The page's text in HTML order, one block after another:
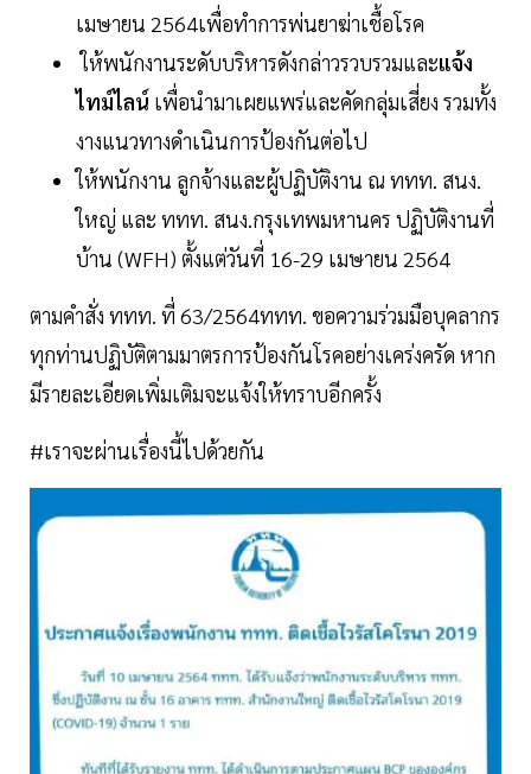
เมษายน 2564เพื่อทำการพ่นยาฆ่าเชื้อโรค
ให้พนักงานระดับบริหารดังกล่าวรวบรวมและแจ้ง
ไทม์ไลน์ เพื่อนำมาเผยแพร่และคัดกลุ่มเสี่ยง รวมทั้ง
งางแนวทางดำเนินการป้องกันต่อไป
ให้พนักงาน ลูกจ้างและผู้ปฏิบัติงาน ณ ททท. สนง.
ใหญ่ และ ททท. สนง.กรุงเทพมหานคร ปฏิบัติงานที่
บ้าน (WFH) ตั้งแต่วันที่ 16-29 เมษายน 2564
ตามคำสั่ง ททท. ที่ 63/2564ททท. ขอความร่วมมือบุคลากร
ทุกท่านปฏิบัติตามมาตรการป้องกันโรคอย่างเคร่งครัด หาก
มีรายละเอียดเพิ่มเติมจะแจ้งให้ทราบอีกครั้ง
#เราจะผ่านเรื่องนี้ไปด้วยกัน